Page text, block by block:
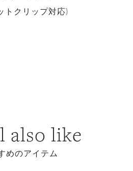
トクリップ対応)
also like
めのアイテム